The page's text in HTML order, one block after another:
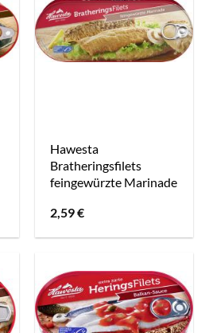
Hawesta
Bratheringsfilets
feingewürzte Marinade
2,59€